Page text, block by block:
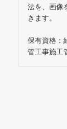
法を、画像
きます。
保有資格：
管工事施工